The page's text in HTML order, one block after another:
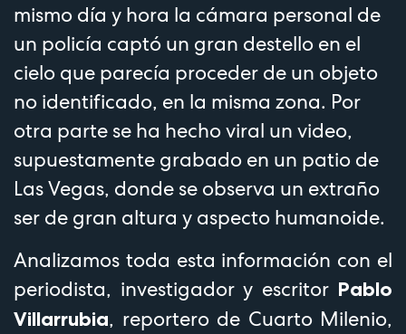
mismo día y hora la cámara personal de
un policía captó un gran destello en el
cielo que parecía proceder de un objeto
no identificado, en la misma zona. Por
otra parte se ha hecho viral un video,
supuestamente grabado en un patio de
Las Vegas, donde se observa un extraño
ser de gran altura y aspecto humanoide.
Analizamos toda esta información con el
periodista, investigador y escritor Pablo
Villarrubia, reportero de Cuarto Milenio,